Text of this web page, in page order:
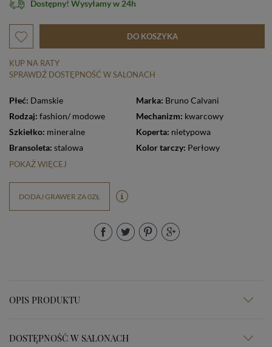
Dostępny! Wysyłamy w 24h
DO KOSZYKA
KUP NA RATY
SPRAWDŹ DOSTĘPNOŚĆ W SALONACH
Płeć: Damskie Marka: Bruno Calvani
Rodzaj: fashion/ modowe Mechanizm: kwarcowy
Szkiełko: mineralne Koperta: nietypowa
Bransoleta: stalowa Kolor tarczy: Perłowy
POKAŻ WIĘCEJ
DODAJ GRAWER ZA 0ZŁ
OPIS PRODUKTU
DOSTĘPNOŚĆ W SALONACH